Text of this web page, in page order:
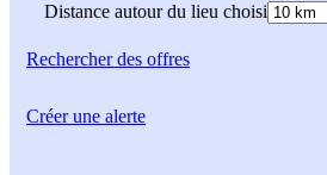
Distance autour du lieu choisi
Rechercherdes offres
Créer une alerte